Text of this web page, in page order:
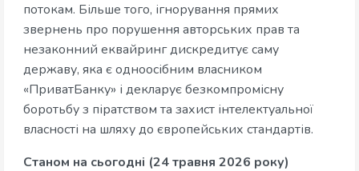
потокам. Більше того, ігнорування прямих
звернень про порушення авторських прав та
незаконний еквайринг дискредитує саму
державу, яка є одноосібним власником
«ПриватБанку» і декларує безкомпромісну
боротьбу з піратством та захист інтелектуальної
власності на шляху до європейських стандартів.
Станом на сьогодні (24 травня 2026 року)